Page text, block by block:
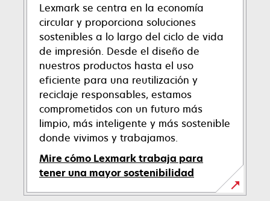
Lexmark se centra en la economía
circular y proporciona soluciones
sostenibles a lo largo del ciclo de vida
de impresión. Desde el diseño de
nuestros productos hasta el uso
eficiente para una reutilización y
reciclaje responsables, estamos
comprometidos con un futuro más
limpio, más inteligente y más sostenible
donde vivimos y trabajamos.
Mire cómo Lexmark trabaja para
tener una mayor sostenibilidad